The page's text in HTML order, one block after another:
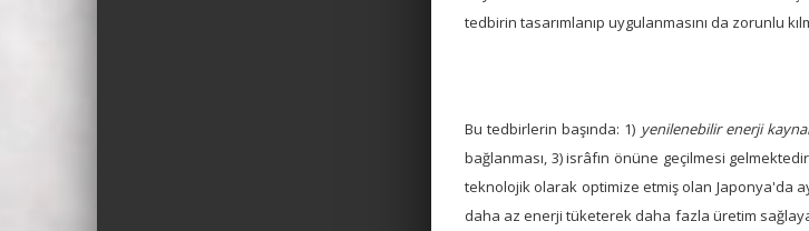
tedbirin tasarımlanıp uygulanmasını da zorunlu
Bu tedbirlerin başında: 1) yenilenebilir enerji
bağlanması, 3) isrâfın önüne geçilmesi
teknolojik olarak optimize etmiş olan Japonya'da
daha az enerji tüketerek daha fazla üretim